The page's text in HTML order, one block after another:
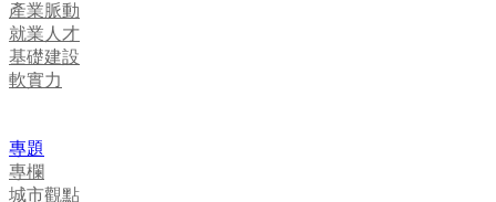
產業脈動
就業人才
基礎建設
軟實力
專題
專欄
城市觀點